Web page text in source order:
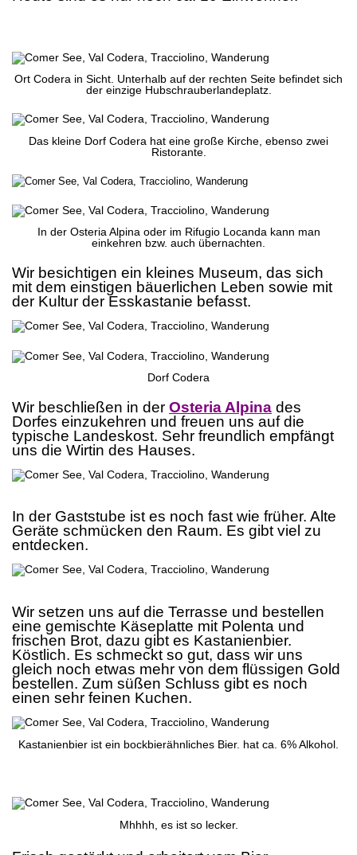
Ort Codera in Sicht. Unterhalb auf der rechten Seite befindet sich
der einzige Hubschrauberlandeplatz.
Das kleine Dorf Codera hat eine große Kirche, ebenso zwei
Ristorante.
In der Osteria Alpina oder im Rifugio Locanda kann man
einkehren bzw. auch übernachten.
Wir besichtigen ein kleines Museum, das sich
mit dem einstigen bäuerlichen Leben sowie mit
der Kultur der Esskastanie befasst.
Dorf Codera
Wir beschließen in der Osteria Alpina des
Dorfes einzukehren und freuen uns auf die
typische Landeskost. Sehr freundlich empfängt
uns die Wirtin des Hauses.
In der Gaststube ist es noch fast wie früher. Alte
Geräte schmücken den Raum. Es gibt viel zu
entdecken.
Wir setzen uns auf die Terrasse und bestellen
eine gemischte Käseplatte mit Polenta und
frischen Brot, dazu gibt es Kastanienbier.
Köstlich. Es schmeckt so gut, dass wir uns
gleich noch etwas mehr von dem flüssigen Gold
bestellen. Zum süßen Schluss gibt es noch
einen sehr feinen Kuchen.
Kastanienbier ist ein bockbierähnliches Bier. hat ca. 6% Alkohol.
Mhhhh, es ist so lecker.